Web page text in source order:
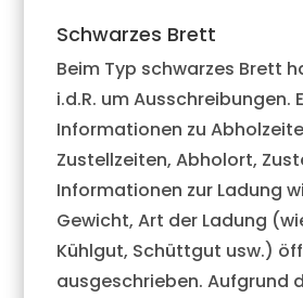
Schwarzes Brett
Beim Typ schwarzes Brett
i.d.R. um Ausschreibungen.
Informationen zu
Zustellzeiten, Abholort,
Informationen zur Ladung
Gewicht, Art der Ladung
Kühlgut, Schüttgut usw.)
ausgeschrieben. Aufgrund